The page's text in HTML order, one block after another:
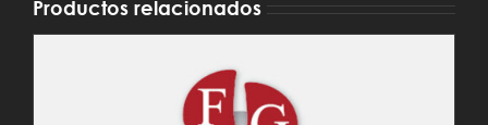
Productos relacionados